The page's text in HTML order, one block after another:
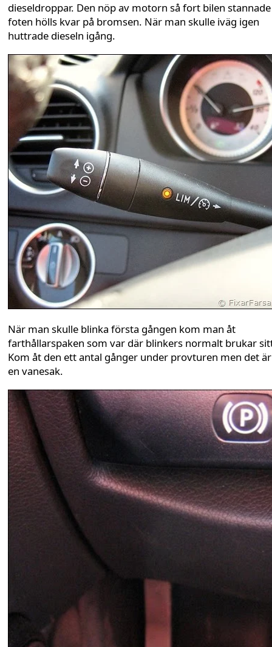
dieseldroppar. Den nöp av motorn så fort bilen
foten hölls kvar på bromsen. När man skulle iväg igen
huttrade dieseln igång.
När man skulle blinka första gången kom man åt
farthållarspaken som var där blinkers normalt brukar
Kom åt den ett antal gånger under provturen men det
en vanesak.